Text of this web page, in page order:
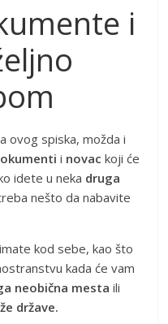
i
ovog spiska, možda i
i novackoji će
idete u neka druga
nešto da nabavite
kod sebe, kao što
kada će vam
neobična mesta ili
države.